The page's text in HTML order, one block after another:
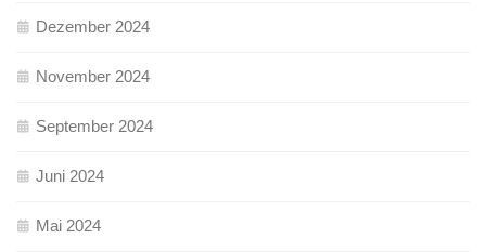
Dezember 2024
November 2024
September 2024
Juni 2024
Mai 2024